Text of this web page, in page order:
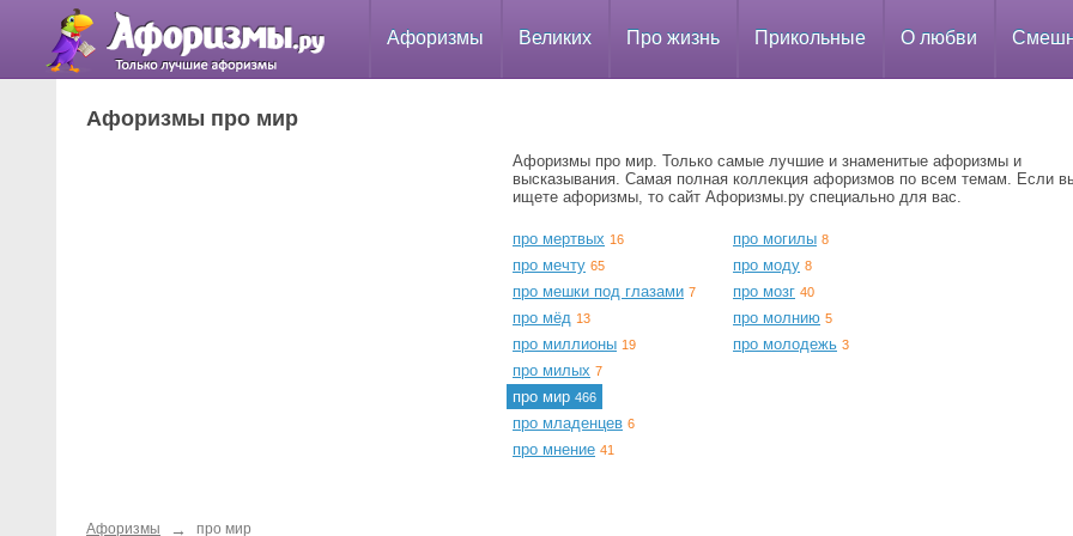
Афоризмы Великих Про жизнь Прикольные О любви
Афоризмы про мир
Афоризмы про мир. Только самые лучшие и знаменитые афоризмы и
высказывания. Самая полная коллекция афоризмов по всем темам. Если
ищете афоризмы, то сайт Афоризмы.ру специально для вас.
про мертвых 16
про мечту 65
про мешки под глазами 7
про мёд 13
про миллионы 19
про милых 7
про мир 466
про младенцев 6
про мнение 41
про могилы 8
про моду 8
про мозг 40
про молнию 5
про молодежь 3
Афоризмы → про мир